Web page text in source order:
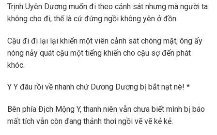
Trịnh Uyên Dương muốn đi theo cảnh sát nhưng mà người ta
không cho đi, thế là cứ đứng ngồi không yên ở đồn.
Cậu đi đi lại lại khiến một viên cảnh sát chóng mặt, ông ấy
nóng nảy quát cậu một tiếng khiến cho cậu sợ đến phát
khóc.
Y Y đâu rồi về nhanh chứ Dương Dương bị bắt nạt nè! *
Bên phía Địch Mộng Y, thanh niên vẫn chưa biết mình bị báo
mất tích vẫn còn đang thảnh thơi ngồi vẽ vẽ kẻ kẻ.